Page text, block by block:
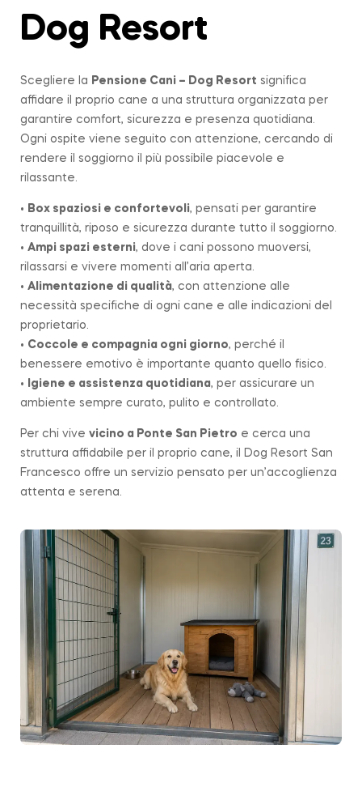
Dog Resort
Scegliere la Pensione Cani – Dog Resort significa
affidare il proprio cane a una struttura organizzata per
garantire comfort, sicurezza e presenza quotidiana.
Ogni ospite viene seguito con attenzione, cercando di
rendere il soggiorno il più possibile piacevole e
rilassante.
• Box spaziosi e confortevoli, pensati per garantire
tranquillità, riposo e sicurezza durante tutto il soggiorno.
• Ampi spazi esterni, dove i cani possono muoversi,
rilassarsi e vivere momenti all’aria aperta.
• Alimentazione di qualità, con attenzione alle
necessità specifiche di ogni cane e alle indicazioni del
proprietario.
• Coccole e compagnia ogni giorno, perché il
benessere emotivo è importante quanto quello fisico.
•
Igiene e assistenza quotidiana, per assicurare un
ambiente sempre curato, pulito e controllato.
Per chi vive vicino a Ponte San Pietro e cerca una
struttura affidabile per il proprio cane, il Dog Resort San
Francesco offre un servizio pensato per un’accoglienza
attenta e serena.